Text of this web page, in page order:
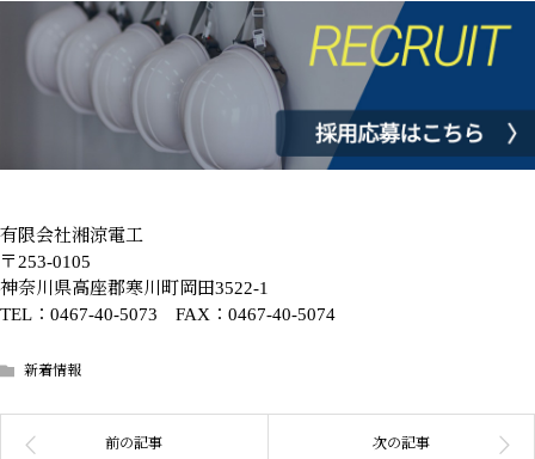
有限会社湘涼電工
〒253-0105
神奈川県高座郡寒川町岡田3522-1
TEL：0467-40-5073 FAX：0467-40-5074
新着情報